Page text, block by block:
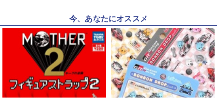
今、あなたにオススメ